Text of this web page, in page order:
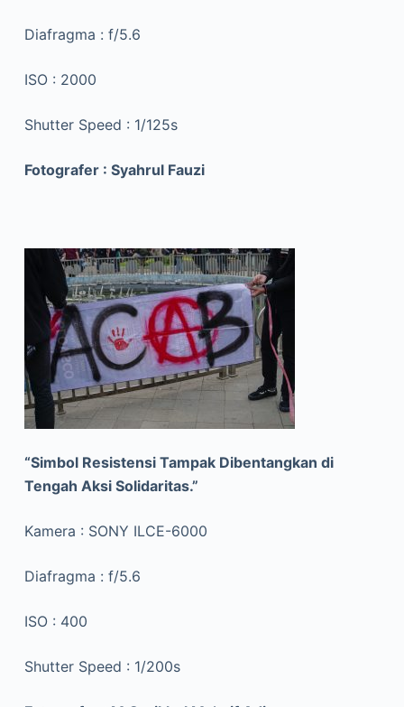
Diafragma : f/5.6
ISO : 2000
Shutter Speed : 1/125s
Fotografer : Syahrul Fauzi
“Simbol Resistensi Tampak Dibentangkan di
Tengah Aksi Solidaritas.”
Kamera : SONY ILCE-6000
Diafragma : f/5.6
ISO : 400
Shutter Speed : 1/200s